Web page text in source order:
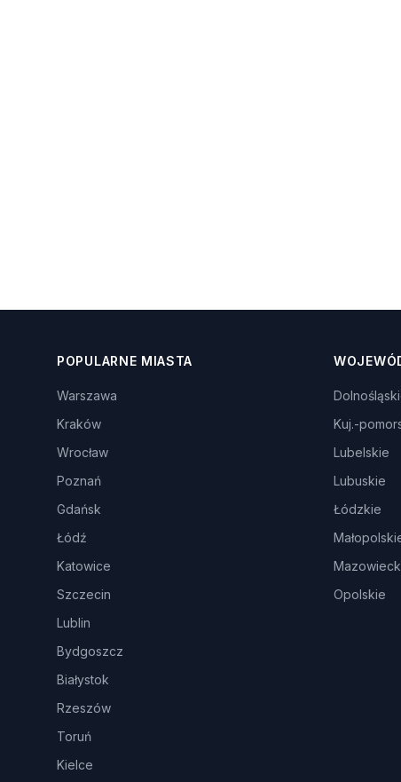
POPULARNE MIASTA
Warszawa
Kraków
Wrocław
Poznań
Gdańsk
Łódź
Katowice
Szczecin
Lublin
Bydgoszcz
Białystok
Rzeszów
Toruń
Kielce
Kuj.-
Lubelskie
Lubuskie
Łódzkie
Opolskie